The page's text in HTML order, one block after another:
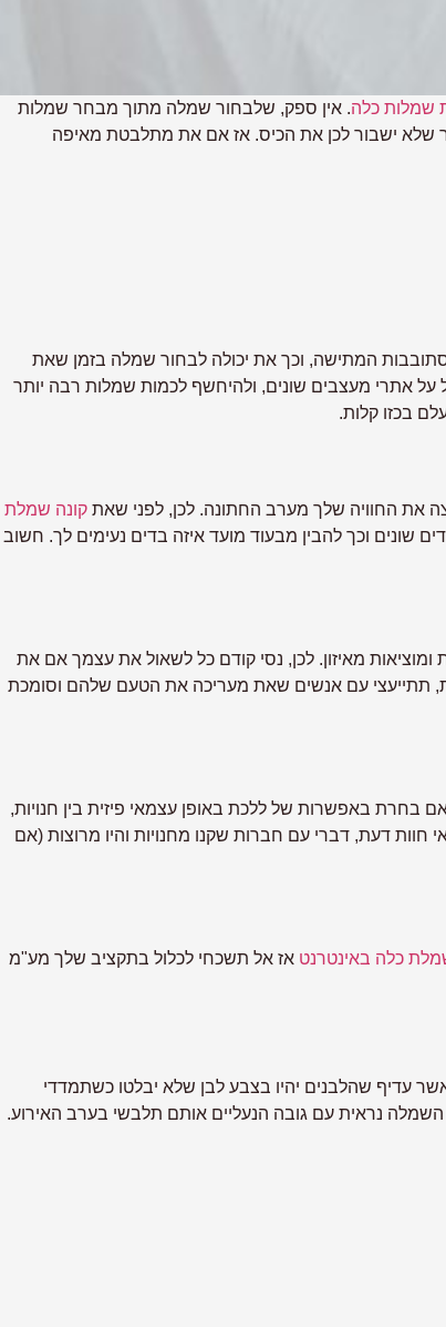
שמלות כלה. אין ספק, שלבחור שמלה מתוך מבחר שמלות
שלא ישבור לכן את הכיס. אז אם את מתלבטת מאיפה
המתישה, וכך את יכולה לבחור שמלה בזמן שאת
על אתרי מעצבים שונים, ולהיחשף לכמות שמלות רבה יותר
בכזו קלות.
את החוויה שלך מערב החתונה. לכן, לפני שאת קונה שמלת
שונים וכך להבין מבעוד מועד איזה בדים נעימים לך. חשוב
מאיזון. לכן, נסי קודם כל לשאול את עצמך אם את
תתייעצי עם אנשים שאת מעריכה את הטעם שלהם וסומכת
בחרת באפשרות של ללכת באופן עצמאי פיזית בין חנויות,
חוות דעת, דברי עם חברות שקנו מחנויות והיו מרוצות (אם
כלה באינטרנט אז אל תשכחי לכלול בתקציב שלך מע"מ
עדיף שהלבנים יהיו בצבע לבן שלא יבלטו כשתמדדי
השמלה נראית עם גובה הנעליים אותם תלבשי בערב האירוע.